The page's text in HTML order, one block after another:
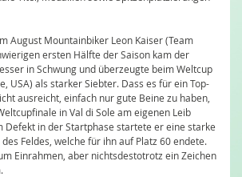
August Mountainbiker Leon Kaiser (Team
ersten Hälfte der Saison kam der
in Schwung und überzeugte beim Weltcup
USA) als starker Siebter. Dass es für ein Top-
ausreicht, einfach nur gute Beine zu haben,
in Val di Sole am eigenen Leib
Defekt in der Startphase startete er eine starke
Feldes, welche für ihn auf Platz 60 endete.
Einrahmen, aber nichtsdestotrotz ein Zeichen